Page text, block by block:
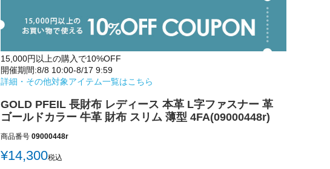
15,000円以上の購入で10%OFF
開催期間:8/8 10:00-8/17 9:59
詳細・その他対象アイテム一覧はこちら
GOLD PFEIL 長財布 レディース 本革 L字ファスナー 革
ゴールドカラー 牛革 財布 スリム 薄型 4FA(09000448r)
商品番号 09000448r
¥14,300税込